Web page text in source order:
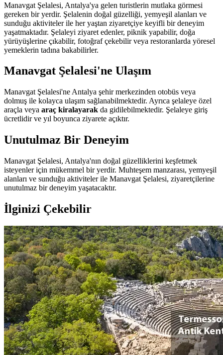
Manavgat Şelalesi, Antalya'ya gelen turistlerin mutlaka görmesi
gereken bir yerdir. Şelalenin doğal güzelliği, yemyeşil alanları ve
sunduğu aktiviteler ile her yaştan ziyaretçiye keyifli bir deneyim
yaşatmaktadır. Şelaleyi ziyaret edenler, piknik yapabilir, doğa
yürüyüşlerine çıkabilir, fotoğraf çekebilir veya restoranlarda yöresel
yemeklerin tadına bakabilirler.
Manavgat Şelalesi'ne Ulaşım
Manavgat Şelalesi'ne Antalya şehir merkezinden otobüs veya
dolmuş ile kolayca ulaşım sağlanabilmektedir. Ayrıca şelaleye özel
araçla veya araç kiralayarak da gidilebilmektedir. Şelaleye giriş
ücretlidir ve yıl boyunca ziyarete açıktır.
Unutulmaz Bir Deneyim
Manavgat Şelalesi, Antalya'nın doğal güzelliklerini keşfetmek
isteyenler için mükemmel bir yerdir. Muhteşem manzarası, yemyeşil
alanları ve sunduğu aktiviteler ile Manavgat Şelalesi, ziyaretçilerine
unutulmaz bir deneyim yaşatacaktır.
İlginizi Çekebilir